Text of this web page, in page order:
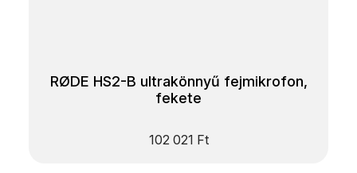
RØDE HS2-B ultrakönnyű fejmikrofon,
fekete
102 021 Ft